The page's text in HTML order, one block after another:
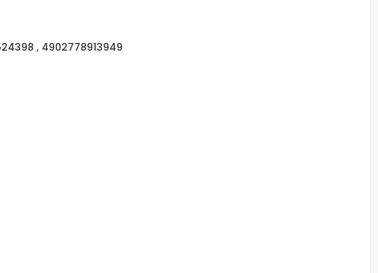
, 4902778913949